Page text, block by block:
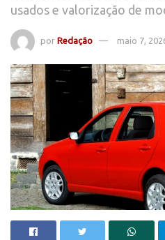
usados e valorização de
por Redação maio 7,